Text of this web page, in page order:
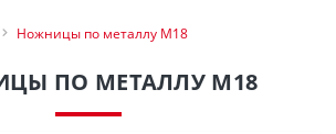
Ножницы по металлу M18
ПО МЕТАЛЛУ M18